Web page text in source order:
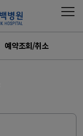
예약조회/취소